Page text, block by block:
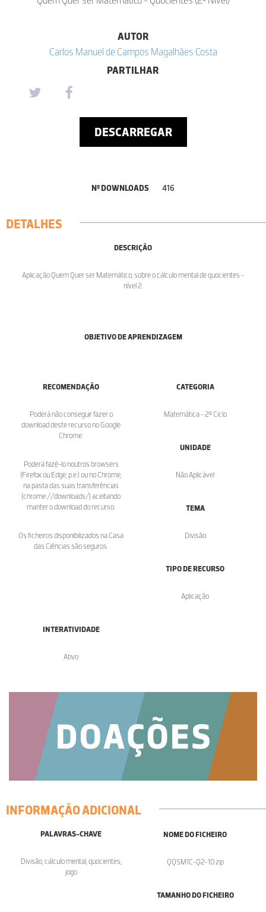
AUTOR
Carlos Manuel de Campos Magalhães Costa
PARTILHAR
DESCARREGAR
Nº DOWNLOADS 416
DETALHES
DESCRIÇÃO
Aplicação Quem Quer ser Matemático, sobre o cálculo mental de quocientes -
nível 2.
OBJETIVO DE APRENDIZAGEM
RECOMENDAÇÃO
Poderá não conseguir fazer o
download deste recurso no Google
Chrome.
Poderá fazê-lo noutros browsers
(Firefox ou Edge, p.e.) ou no Chrome,
na pasta das suas transferências
(chrome://downloads/) aceitando
manter o download do recurso.
Os ficheiros disponibilizados na Casa
das Ciências são seguros.
CATEGORIA
Matemática - 2º Ciclo
UNIDADE
Não Aplicável
TEMA
Divisão
TIPO DE RECURSO
Aplicação
INTERATIVIDADE
Ativo
INFORMAÇÃO ADICIONAL
PALAVRAS-CHAVE
Divisão, cálculo mental, quocientes,
jogo
NOME DO FICHEIRO
QQSM1C-Q2-10.zip
TAMANHO DO FICHEIRO